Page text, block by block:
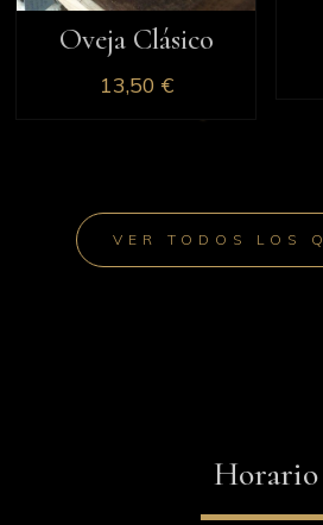
Oveja Clásico
13,50 €
VER TODOS LOS
Horario